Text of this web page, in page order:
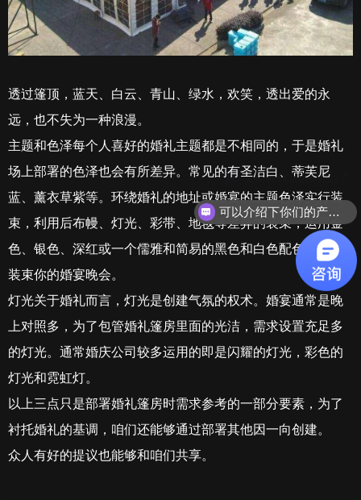
透过篷顶，蓝天、白云、青山、绿水，欢笑，透出爱的永
远，也不失为一种浪漫。
主题和色泽每个人喜好的婚礼主题都是不相同的，于是婚礼
场上部署的色泽也会有所差异。常见的有圣洁白、蒂芙尼
蓝、薰衣草紫等。环绕婚礼的地址或婚宴的主题色泽实行装
束，利用后布幔、灯光、彩带、地毯等差异的装束，运用金
色、银色、深红或一个儒雅和简易的黑色和白色配色计划来
装束你的婚宴晚会。
灯光关于婚礼而言，灯光是创建气氛的权术。婚宴通常是晚
上对照多，为了包管婚礼篷房里面的光洁，需求设置充足多
的灯光。通常婚庆公司较多运用的即是闪耀的灯光，彩色的
灯光和霓虹灯。
以上三点只是部署婚礼篷房时需求参考的一部分要素，为了
衬托婚礼的基调，咱们还能够通过部署其他因一向创建。
众人有好的提议也能够和咱们共享。
可以介绍下你们的产品么？